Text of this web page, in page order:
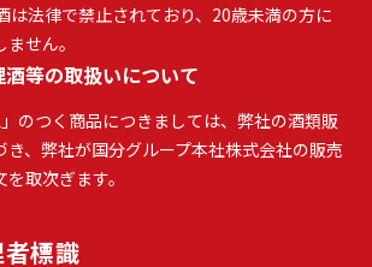
は法律で禁止されており、20歳未満の方に
せん。
等の取扱いについて
のつく商品につきましては、弊社の酒類販
、弊社が国分グループ本社株式会社の販売
取次ぎます。
標識